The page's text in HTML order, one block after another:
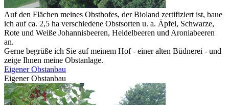
Auf den Flächen meines Obsthofes, der Bioland zertifiziert ist, baue
ich auf ca. 2,5 ha verschiedene Obstsorten u. a. Äpfel, Schwarze,
Rote und Weiße Johannisbeeren, Heidelbeeren und Aroniabeeren
an.
Gerne begrüße ich Sie auf meinem Hof - einer alten Büdnerei - und
zeige Ihnen meine Obstanlage.
Eigener Obstanbau
Eigener Obstanbau